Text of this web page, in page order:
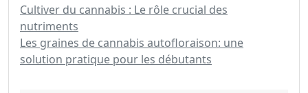
Cultiver du cannabis : Le rôle crucial des
nutriments
Les graines de cannabis autofloraison: une
solution pratique pour les débutants